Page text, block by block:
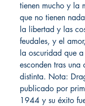
tienen mucho y la
que no tienen
la libertad y las
feudales, y el
la oscuridad que a
esconden tras
distinta. Nota:
publicado por
1944 y su éxito